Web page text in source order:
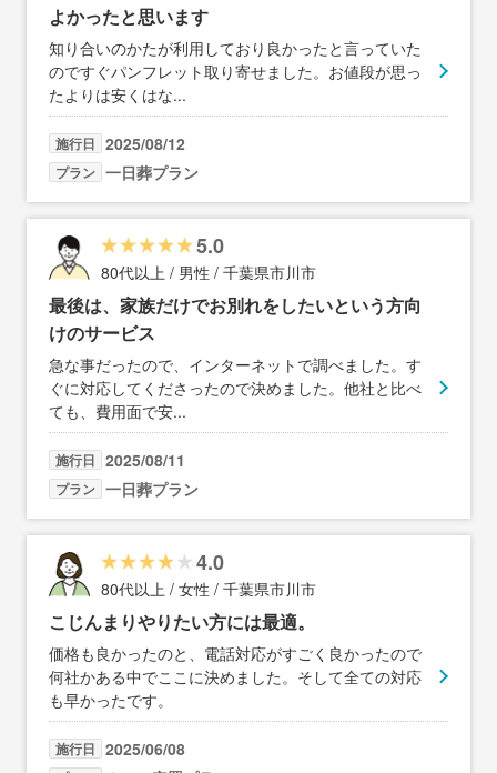
よかったと思います
知り合いのかたが利用しており良かったと言っていた
のですぐパンフレット取り寄せました。お値段が思っ
たよりは安くはな...
施行日 2025/08/12
プラン 一日葬プラン
5.0
80代以上 / 男性 / 千葉県市川市
最後は、家族だけでお別れをしたいという方向
けのサービス
急な事だったので、インターネットで調べました。す
ぐに対応してくださったので決めました。他社と比べ
ても、費用面で安...
施行日 2025/08/11
プラン 一日葬プラン
4.0
80代以上 / 女性 / 千葉県市川市
こじんまりやりたい方には最適。
価格も良かったのと、電話対応がすごく良かったので
何社かある中でここに決めました。そして全ての対応
も早かったです。
施行日 2025/06/08